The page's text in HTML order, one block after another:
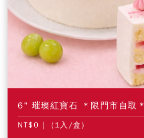
6" 璀璨紅寶石 ＊限門市自取＊
NT$0 | (1入/盒)